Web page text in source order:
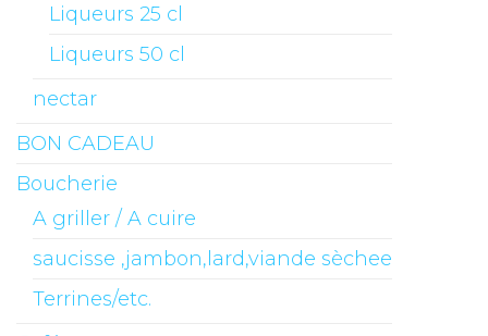
Liqueurs 25 cl
Liqueurs 50 cl
nectar
BON CADEAU
Boucherie
A griller / A cuire
saucisse ,jambon,lard,viande sèchee
Terrines/etc.